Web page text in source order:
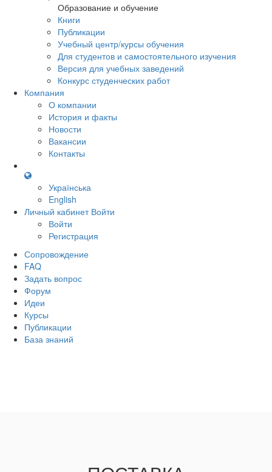
Образование и обучение
Книги
Публикации
Учебный центр/курсы обучения
Для студентов и самостоятельного изучения
Версия для учебных заведений
Конкурс студенческих работ
Компания
О компании
История и факты
Новости
Вакансии
Контакты
Українська
English
Личный кабинет Войти
Войти
Регистрация
Сопровождение
FAQ
Задать вопрос
Форум
Идеи
Курсы
Публикации
База знаний